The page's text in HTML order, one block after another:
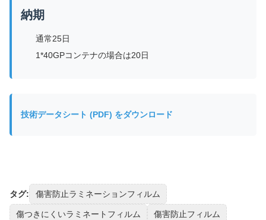
納期
通常25日
1*40GPコンテナの場合は20日
技術データシート (PDF) をダウンロード
タグ: 傷害防止ラミネーションフィルム
傷つきにくいラミネートフィルム 傷害防止フィルム